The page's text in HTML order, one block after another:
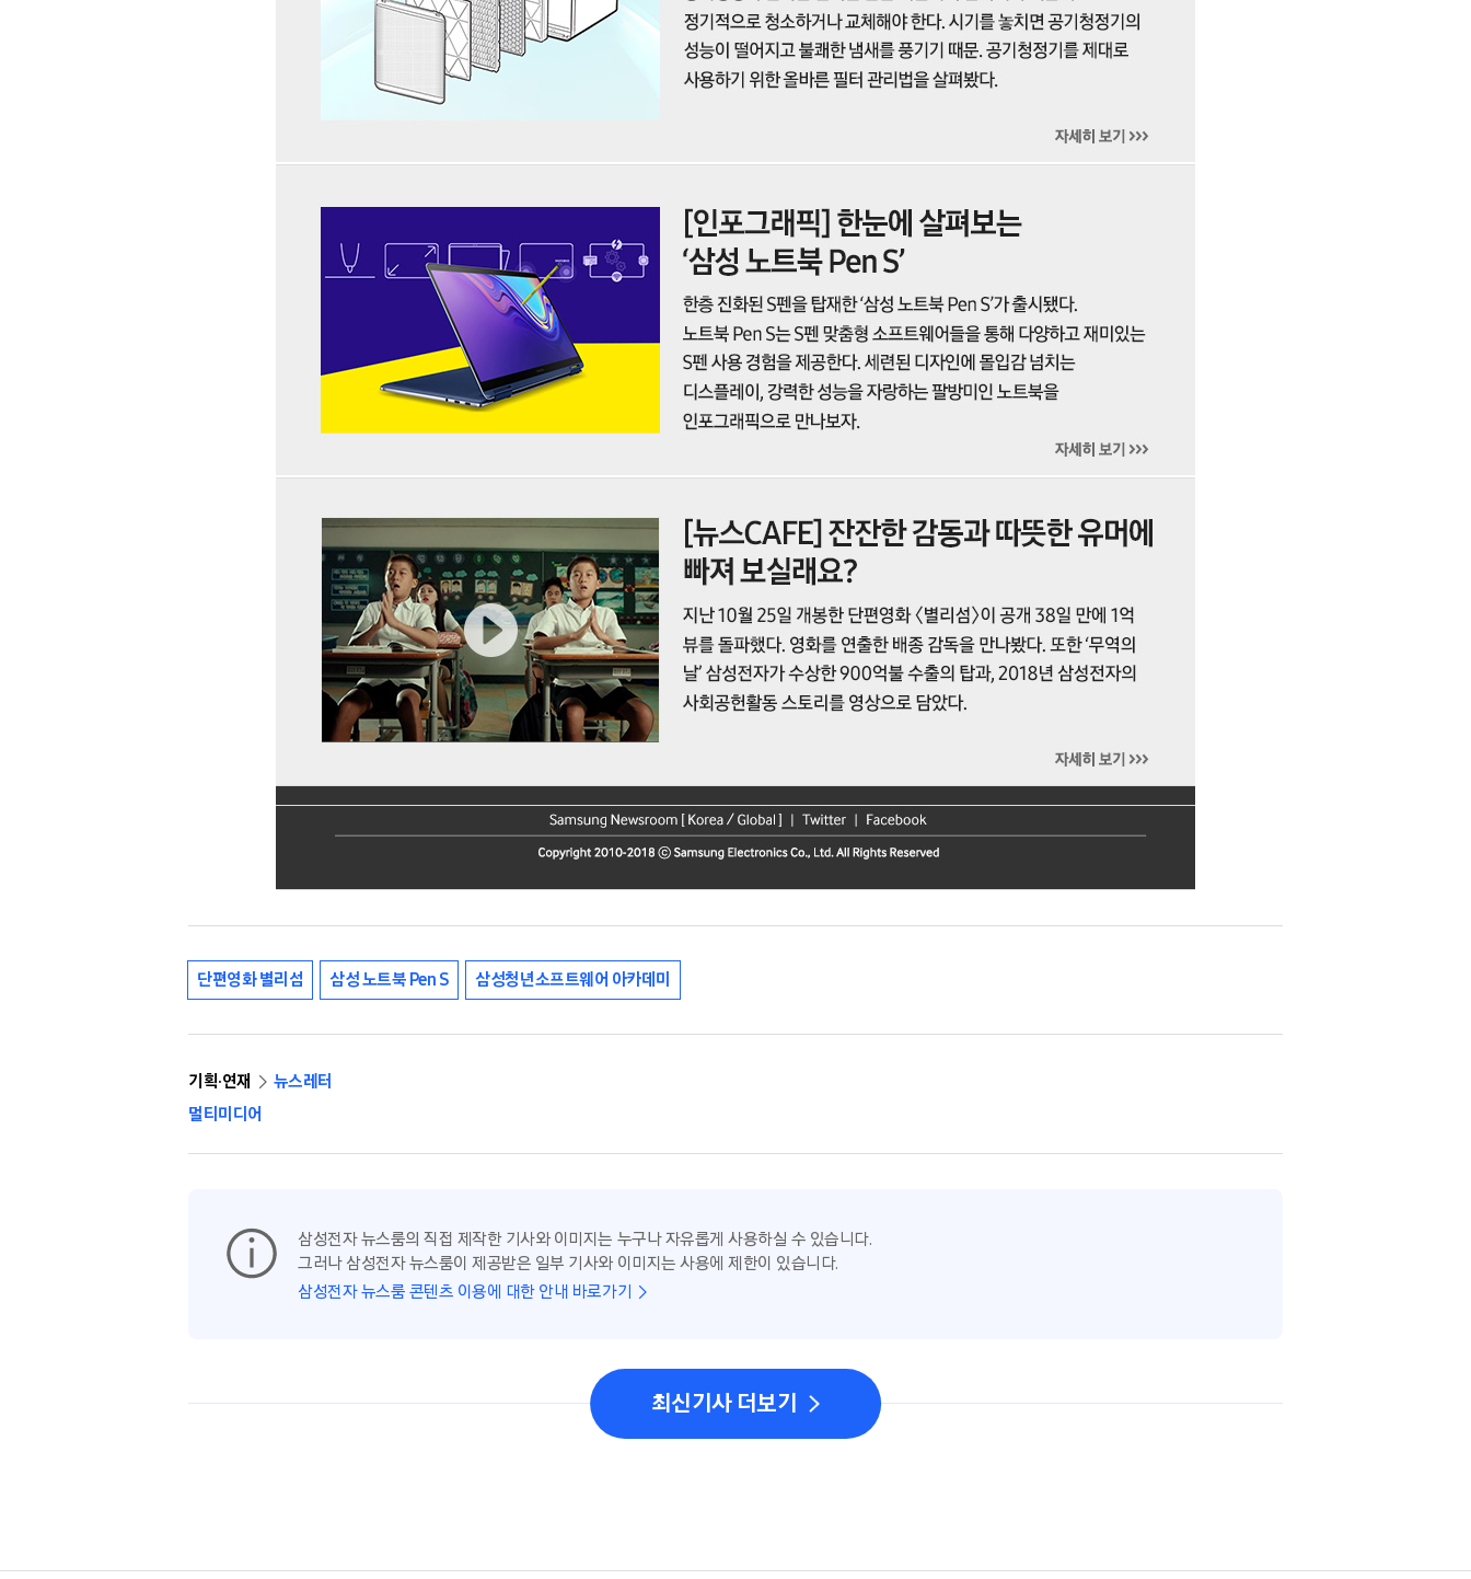
단편영화 별리섬 삼성 노트북 Pen S 삼성청년소프트웨어 아카데미
기획·연재
뉴스레터
멀티미디어
삼성전자 뉴스룸의 직접 제작한 기사와 이미지는 누구나 자유롭게 사용하실 수 있습니다.
그러나 삼성전자 뉴스룸이 제공받은 일부 기사와 이미지는 사용에 제한이 있습니다.
삼성전자 뉴스룸 콘텐츠 이용에 대한 안내 바로가기
최신기사 더보기